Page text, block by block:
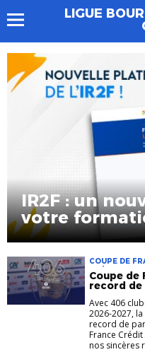
LIGUE
IR2F : un
votre
COUPE DE
CRÉDIT-
LIGUE BFC
Coupe de
record
Avec 406
2026-2027,
record de
France
nos sincères